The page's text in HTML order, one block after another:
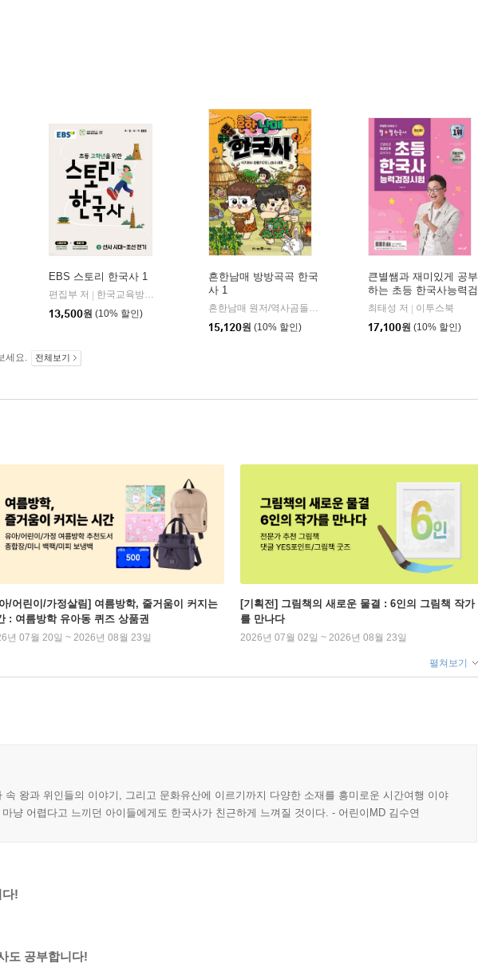
어린이
EBS 스토리 한국사 1
편집부 저
한국교육방송공사
13,500원 (10% 할인)
흔한남매 방방곡곡 한국
사 1
흔한남매 원저/역사곰돌이 글/유난희 그림/미래엔 역사 교과서 집필진,흔한컴퍼니 감수
15,120원 (10% 할인)
큰별쌤과 재미있게 공부
하는 초등 한국사능력검
정시험
최태성 저
이투스북
17,100원 (10% 할인)
세요. 전체보기
/어린이/가정살림] 여름방학, 줄거움이 커지는
: 여름방학 유아동 퀴즈 상품권
년 07월 20일 ~ 2026년 08월 23일
[기획전] 그림책의 새로운 물결 : 6인의 그림책 작가
를 만나다
2026년 07월 02일 ~ 2026년 08월 23일
펼쳐보기
왕과 위인들의 이야기, 그리고 문화유산에 이르기까지 다양한 소재를 흥미로운 시간여행 이야
냥 어렵다고 느끼던 아이들에게도 한국사가 친근하게 느껴질 것이다. - 어린이MD 김수연
다!
도 공부합니다!